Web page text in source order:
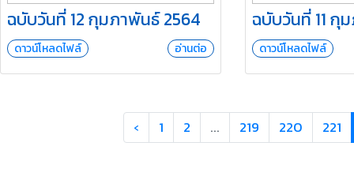
ฉบับวันที่ 12 กุมภาพันธ์ 2564
ดาวน์โหลดไฟล์ อ่านต่อ
ฉบับวันที่ 11 กุ
ดาวน์โหลดไฟล์
‹ 1 2 ... 219 220 221